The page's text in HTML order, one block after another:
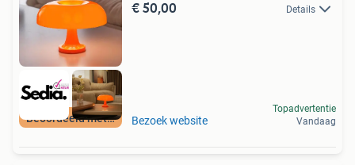
Beoordeeld met 9+
€ 50,00 Details
Bezoek website
Topadvertentie
Vandaag